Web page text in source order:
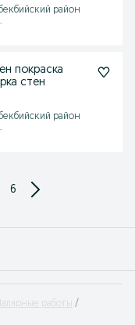
район
покраска
стен
район
6
работы